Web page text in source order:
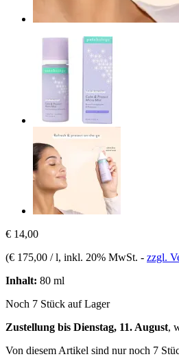
€ 14,00
(€ 175,00 / l, inkl. 20% MwSt. - zzgl.
Inhalt: 80 ml
Noch 7 Stück auf Lager
Zustellung bis Dienstag, 11. August,
Von diesem Artikel sind nur noch 7